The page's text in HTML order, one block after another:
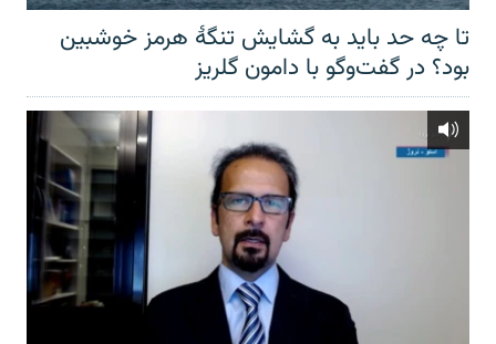
تا چه حد باید به گشایش تنگهٔ هرمز خوشبین
بود؟ در گفت‌وگو با دامون گلریز